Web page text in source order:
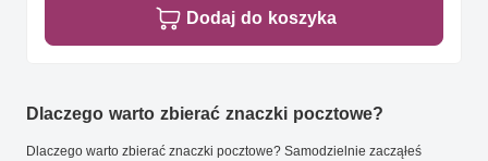
Dodaj do koszyka
Dlaczego warto zbierać znaczki pocztowe?
Dlaczego warto zbierać znaczki pocztowe? Samodzielnie zacząłeś